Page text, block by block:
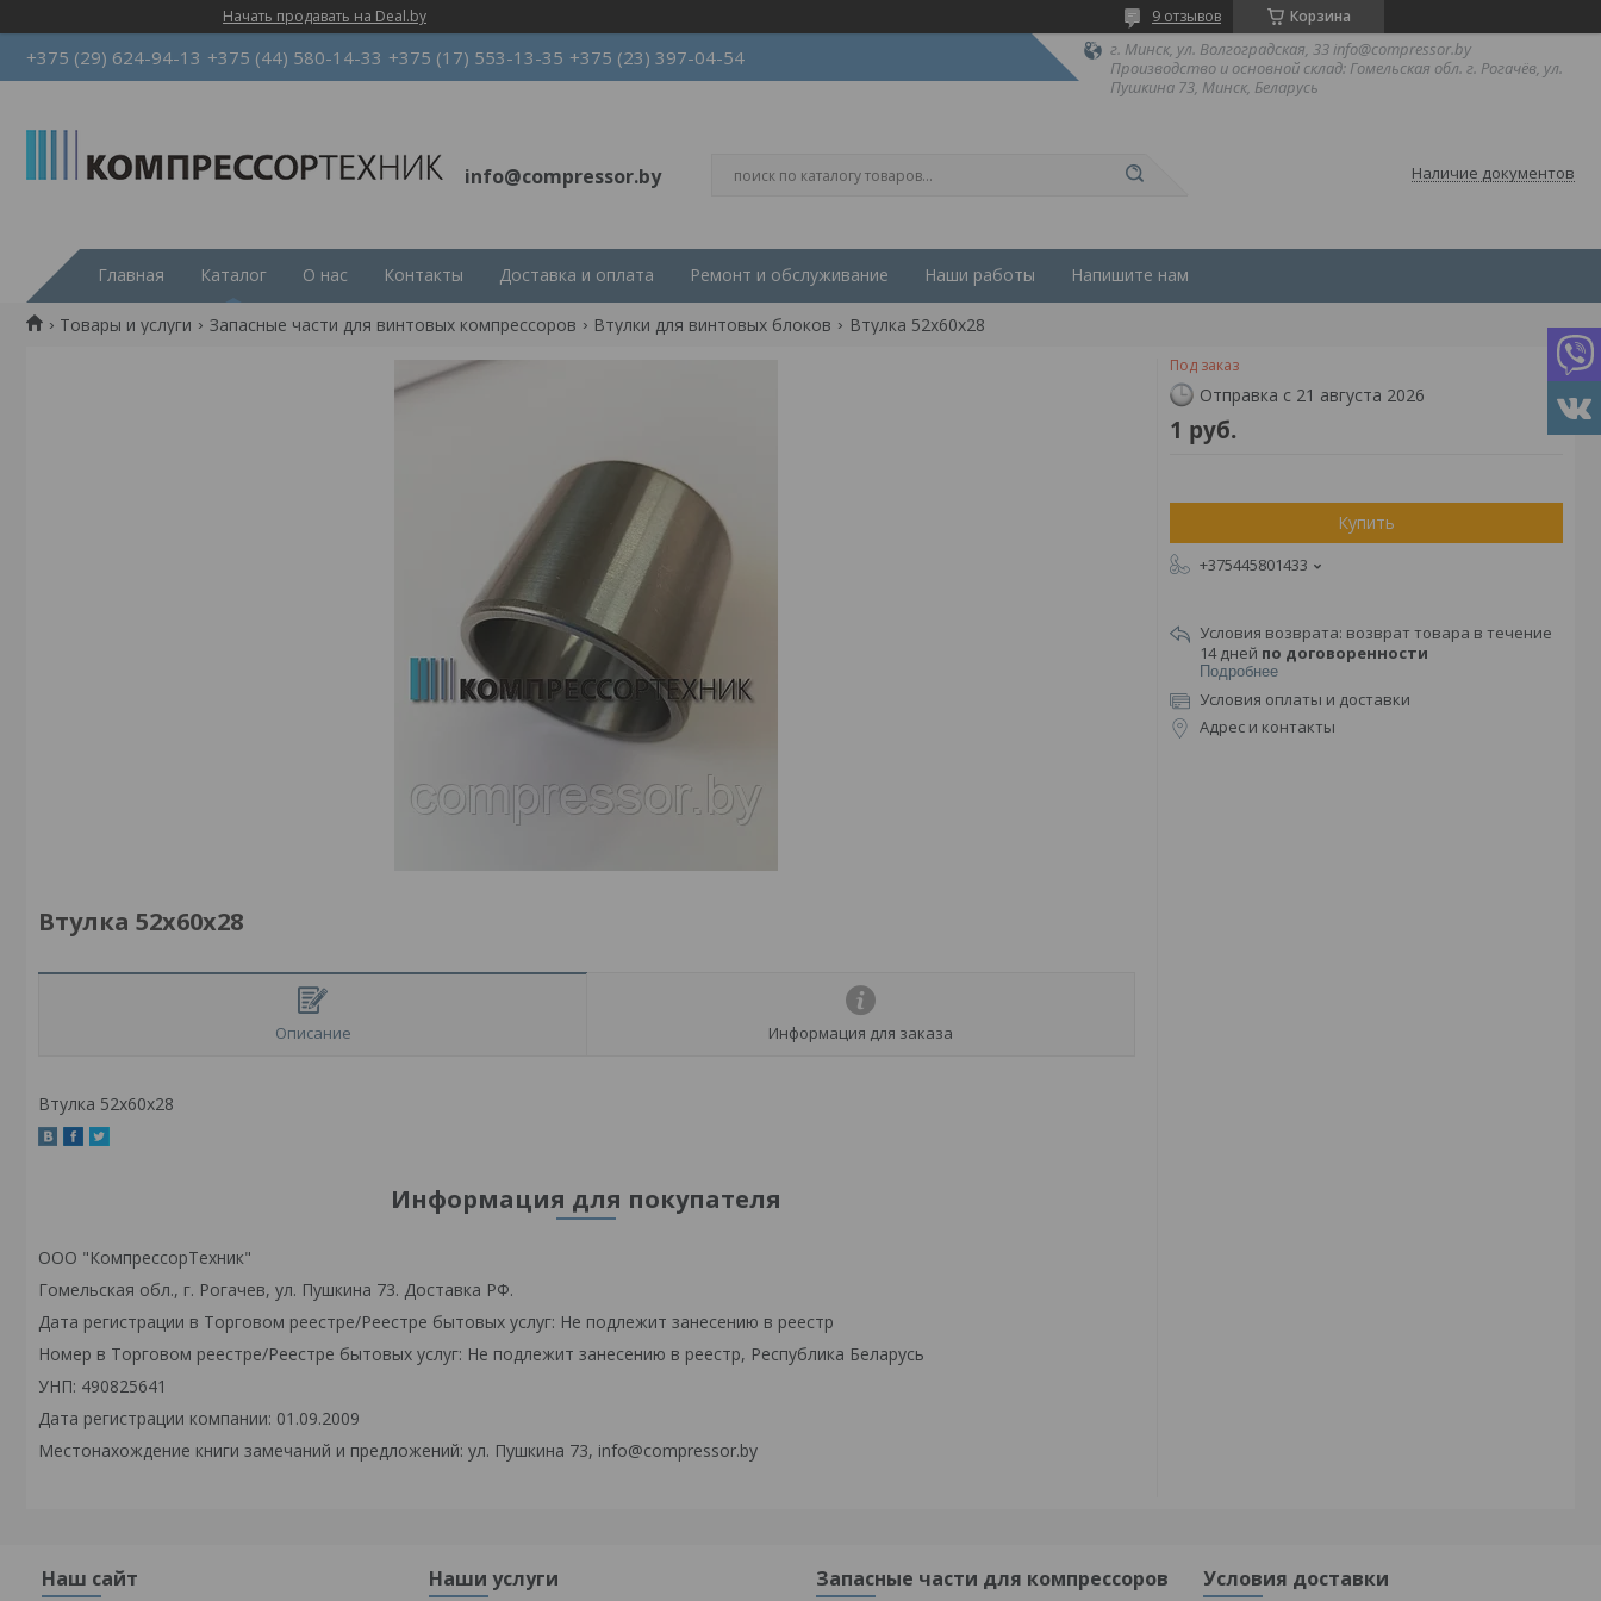
Начать продавать на Deal.by Корзина
9 отзывов
+375 (29) 624-94-13 +375 (44) 580-14-33 +375 (17) 553-13-35 +375 (23) 397-04-54
г. Минск, ул. Волгоградская, 33 info@compressor.by
Производство и основной склад: Гомельская обл. г. Рогачёв, ул.
Пушкина 73, Минск, Беларусь
info@compressor.by Наличие документов
Главная Каталог О нас Контакты Доставка и оплата Ремонт и обслуживание Наши работы Напишите нам
Товары и услуги Запасные части для винтовых компрессоров Втулки для винтовых блоков Втулка 52x60x28
Втулка 52x60x28
Описание Информация для заказа
Втулка 52x60x28
Информация для покупателя
ООО "КомпрессорТехник"
Гомельская обл., г. Рогачев, ул. Пушкина 73. Доставка РФ.
Дата регистрации в Торговом реестре/Реестре бытовых услуг: Не подлежит занесению в реестр
Номер в Торговом реестре/Реестре бытовых услуг: Не подлежит занесению в реестр, Республика Беларусь
УНП: 490825641
Дата регистрации компании: 01.09.2009
Местонахождение книги замечаний и предложений: ул. Пушкина 73, info@compressor.by
Под заказ
Отправка с 21 августа 2026
1 руб.
Купить
+375445801433
возврат товара в течение
14 дней по договоренности
Подробнее
Условия оплаты и доставки
Адрес и контакты
Наш сайт Наши услуги Запасные части для компрессоров Условия доставки